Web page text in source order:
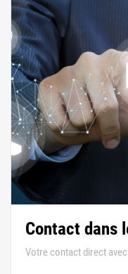
Contact dans
Votre contact direct